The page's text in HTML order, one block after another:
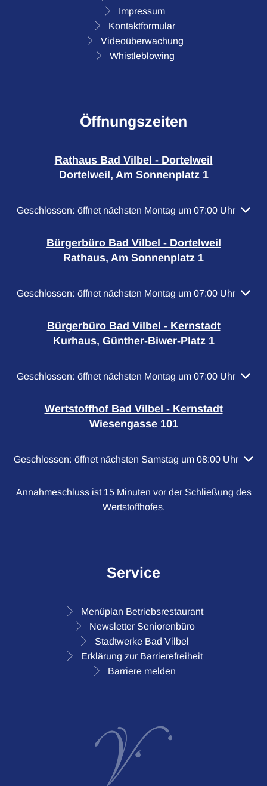
Impressum
Kontaktformular
Videoüberwachung
Whistleblowing
Öffnungszeiten
Rathaus Bad Vilbel - Dortelweil
Dortelweil, Am Sonnenplatz 1
Klicken, um weitere Öffnungs- oder Schließzeiten
Geschlossen: öffnet nächsten Montag um 07:00 Uhr
Bürgerbüro Bad Vilbel - Dortelweil
Rathaus, Am Sonnenplatz 1
Klicken, um weitere Öffnungs- oder Schließzeiten
Geschlossen: öffnet nächsten Montag um 07:00 Uhr
Bürgerbüro Bad Vilbel - Kernstadt
Kurhaus, Günther-Biwer-Platz 1
Klicken, um weitere Öffnungs- oder Schließzeiten
Geschlossen: öffnet nächsten Montag um 07:00 Uhr
Wertstoffhof Bad Vilbel - Kernstadt
Wiesengasse 101
Klicken, um weitere Öffnungs- oder Schließzeiten
Geschlossen: öffnet nächsten Samstag um 08:00 Uhr
Annahmeschluss ist 15 Minuten vor der Schließung des
Wertstoffhofes.
Service
Menüplan Betriebsrestaurant
Newsletter Seniorenbüro
Stadtwerke Bad Vilbel
Erklärung zur Barrierefreiheit
Barriere melden